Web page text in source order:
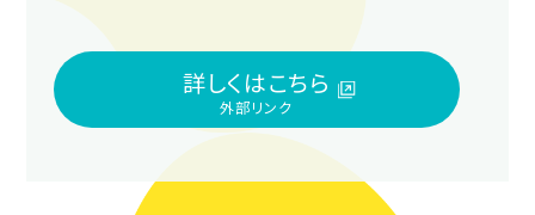
詳しくはこちら